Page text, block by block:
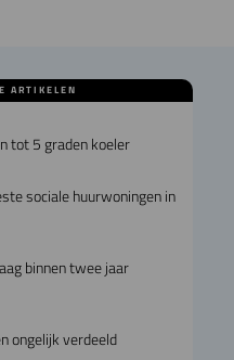
ARTIKELEN
tot 5 graden koeler
sociale huurwoningen in
binnen twee jaar
ongelijk verdeeld